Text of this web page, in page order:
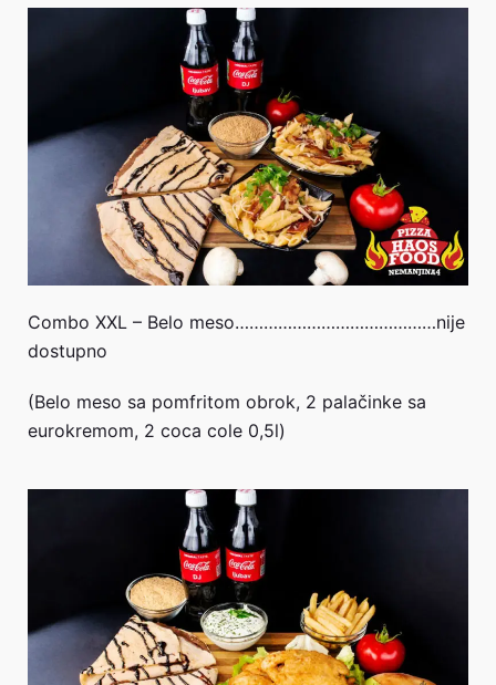
Combo XXL – Belo meso……………………………………nije
dostupno
(Belo meso sa pomfritom obrok, 2 palačinke sa
eurokremom, 2 coca cole 0,5l)